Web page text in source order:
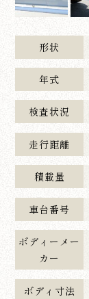
形状
年式
検査状況
走行距離
積載量
車台番号
ボディーメー
カー
ボディ寸法